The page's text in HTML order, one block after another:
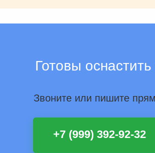
Готовы
Звоните или пишите
+7 (999) 392-92-32